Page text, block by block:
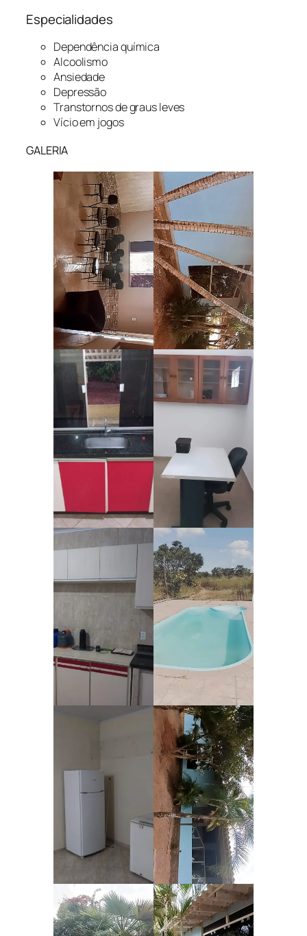
Especialidades
Dependência química
Alcoolismo
Ansiedade
Depressão
Transtornos de graus leves
Vício em jogos
GALERIA